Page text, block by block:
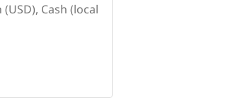
Cash (local